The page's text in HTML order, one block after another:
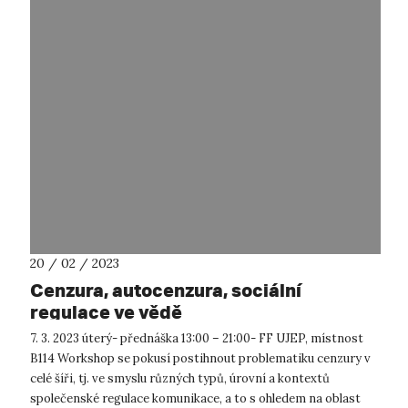
20 / 02 / 2023
Cenzura, autocenzura, sociální
regulace ve vědě
7. 3. 2023 úterý- přednáška 13:00 – 21:00- FF UJEP, místnost
B114 Workshop se pokusí postihnout problematiku cenzury v
celé šíři, tj. ve smyslu různých typů, úrovní a kontextů
společenské regulace komunikace, a to s ohledem na oblast